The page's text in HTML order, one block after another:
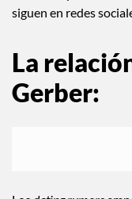
fue una separación
La
Gerber: